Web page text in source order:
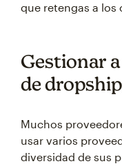
que retengas a los
Gestionar
de
Muchos
usar varios
diversidad de sus